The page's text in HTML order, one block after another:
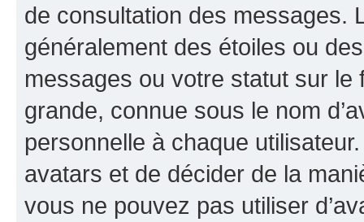
de consultation des messages.
généralement des étoiles ou
messages ou votre statut sur
grande, connue sous le nom
personnelle à chaque utilisateur.
avatars et de décider de la
vous ne pouvez pas utiliser